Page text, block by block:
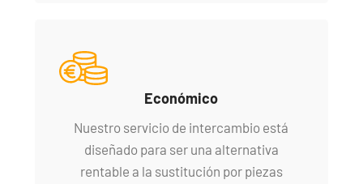
Económico
Nuestro servicio de intercambio está
diseñado para ser una alternativa
rentable a la sustitución por piezas